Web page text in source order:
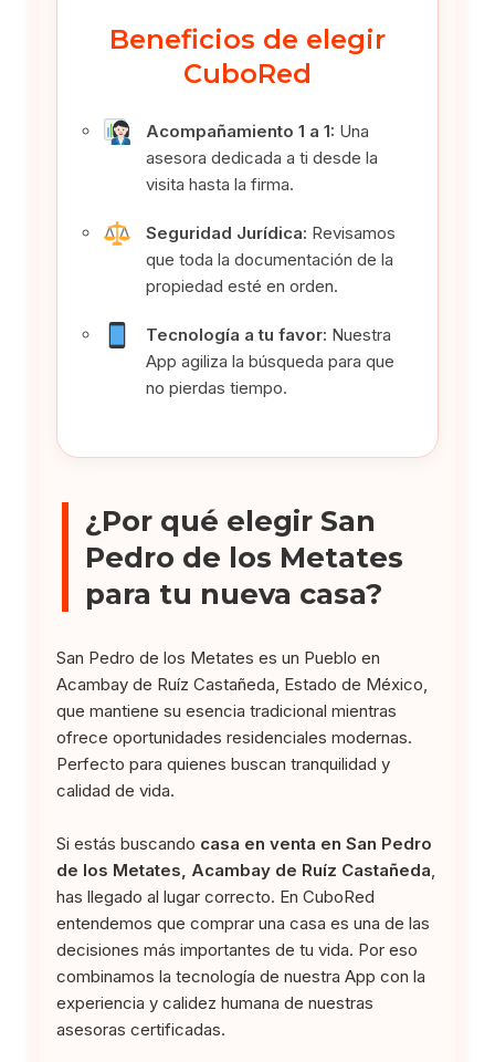
Beneficios de elegir
CuboRed
Acompañamiento 1 a 1: Una
asesora dedicada a ti desde la
visita hasta la firma.
Seguridad Jurídica: Revisamos
que toda la documentación de la
propiedad esté en orden.
Tecnología a tu favor: Nuestra
App agiliza la búsqueda para que
no pierdas tiempo.
¿Por qué elegir San
Pedro de los Metates
para tu nueva casa?
San Pedro de los Metates es un Pueblo en
Acambay de Ruíz Castañeda, Estado de México,
que mantiene su esencia tradicional mientras
ofrece oportunidades residenciales modernas.
Perfecto para quienes buscan tranquilidad y
calidad de vida.
Si estás buscando casa en venta en San Pedro
de los Metates, Acambay de Ruíz Castañeda
has llegado al lugar correcto. En CuboRed
entendemos que comprar una casa es una de las
decisiones más importantes de tu vida. Por eso
combinamos la tecnología de nuestra App con la
experiencia y calidez humana de nuestras
asesoras certificadas.